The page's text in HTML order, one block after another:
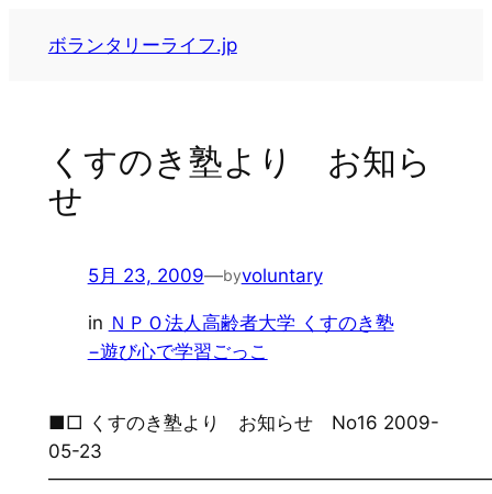
ボランタリーライフ.jp
くすのき塾より お知ら
せ
5月 23, 2009—byvoluntary
in ＮＰＯ法人高齢者大学 くすのき塾
−遊び心で学習ごっこ
■□ くすのき塾より お知らせ No16 2009-
05-23